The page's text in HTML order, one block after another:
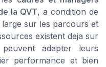
la QVT, a condition de
sur les parcours et
existent deja sur
adapter leurs
performance et bien